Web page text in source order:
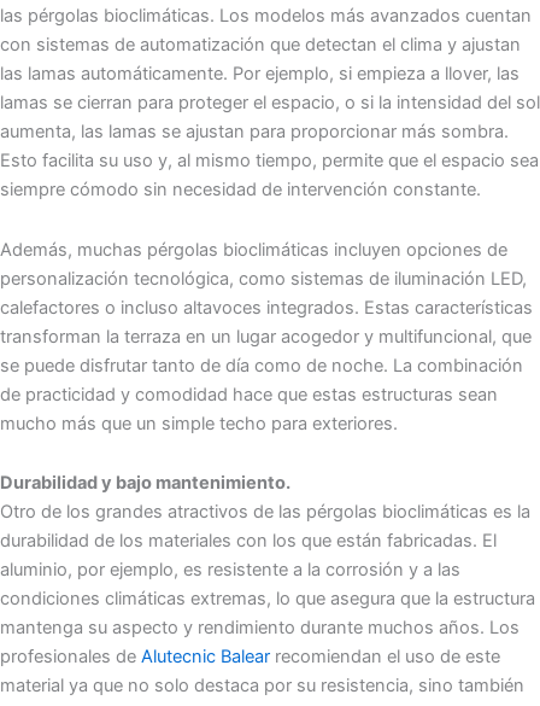
las pérgolas bioclimáticas. Los modelos más avanzados cuentan
con sistemas de automatización que detectan el clima y ajustan
las lamas automáticamente. Por ejemplo, si empieza a llover, las
lamas se cierran para proteger el espacio, o si la intensidad del sol
aumenta, las lamas se ajustan para proporcionar más sombra.
Esto facilita su uso y, al mismo tiempo, permite que el espacio sea
siempre cómodo sin necesidad de intervención constante.
Además, muchas pérgolas bioclimáticas incluyen opciones de
personalización tecnológica, como sistemas de iluminación LED,
calefactores o incluso altavoces integrados. Estas características
transforman la terraza en un lugar acogedor y multifuncional, que
se puede disfrutar tanto de día como de noche. La combinación
de practicidad y comodidad hace que estas estructuras sean
mucho más que un simple techo para exteriores.
Durabilidad y bajo mantenimiento.
Otro de los grandes atractivos de las pérgolas bioclimáticas es la
durabilidad de los materiales con los que están fabricadas. El
aluminio, por ejemplo, es resistente a la corrosión y a las
condiciones climáticas extremas, lo que asegura que la estructura
mantenga su aspecto y rendimiento durante muchos años. Los
profesionales de Alutecnic Balear recomiendan el uso de este
material ya que no solo destaca por su resistencia, sino también